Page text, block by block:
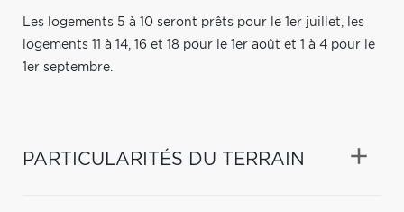
Les logements 5 à 10 seront prêts pour le 1er juillet, les
logements 11 à 14, 16 et 18 pour le 1er août et 1 à 4 pour le
1er septembre.
PARTICULARITÉS DU TERRAIN